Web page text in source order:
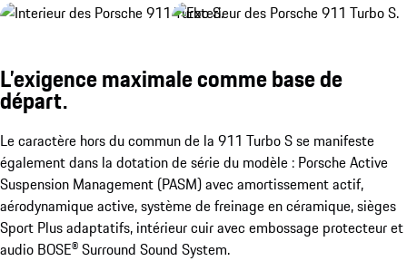
L’exigence maximale comme base de
départ.
Le caractère hors du commun de la 911 Turbo S se manifeste
également dans la dotation de série du modèle : Porsche Active
Suspension Management (PASM) avec amortissement actif,
aérodynamique active, système de freinage en céramique, sièges
Sport Plus adaptatifs, intérieur cuir avec embossage protecteur et
audio BOSE® Surround Sound System.